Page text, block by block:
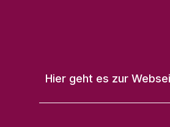
Hier geht es zur